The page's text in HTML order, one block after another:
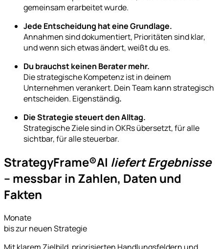
gemeinsam erarbeitet wurde.
Jede Entscheidung hat eine Grundlage.
Annahmen sind dokumentiert, Prioritäten sind klar,
und wenn sich etwas ändert, weißt du es.
Du brauchst keinen Berater mehr.
Die strategische Kompetenz ist in deinem
Unternehmen verankert. Dein Team kann strategisch
entscheiden. Eigenständig.
Die Strategie steuert den Alltag.
Strategische Ziele sind in OKRs übersetzt, für alle
sichtbar, für alle steuerbar.
StrategyFrame®AI liefertErgebnisse
– messbar in Zahlen, Daten und
Fakten
Monate
bis zur neuen Strategie